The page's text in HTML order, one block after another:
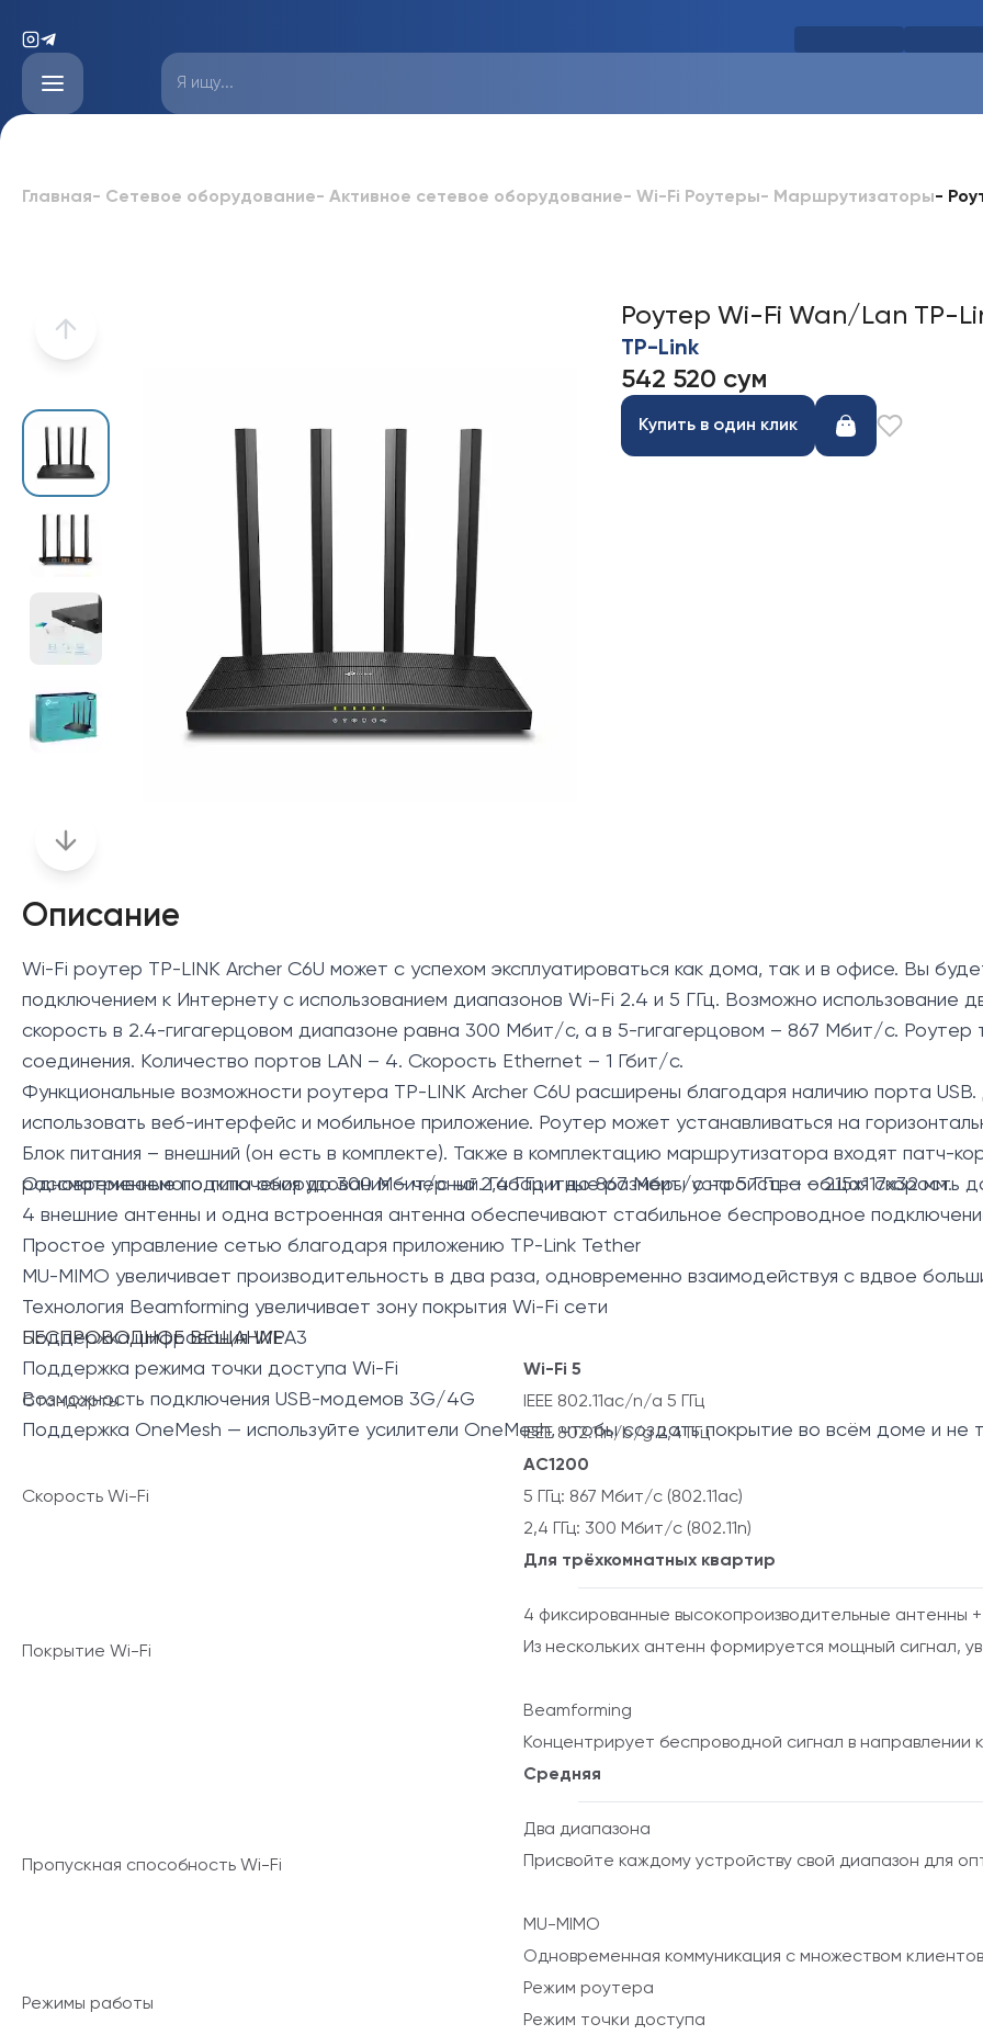
Главная- Сетевое оборудование- Активное сетевое оборудование- Wi-Fi Роутеры- Маршрутизаторы-
Роутер Wi-Fi Wan/Lan TP-
TP-Link
542 520 сум
Купить в один клик
Описание
Wi-Fi роутер TP-LINK Archer C6U может с успехом эксплуатироваться как дома, так и в офисе. Вы
подключением к Интернету с использованием диапазонов Wi-Fi 2.4 и 5 ГГц. Возможно использование
скорость в 2.4-гигагерцовом диапазоне равна 300 Мбит/с, а в 5-гигагерцовом – 867 Мбит/с. Роутер
соединения. Количество портов LAN – 4. Скорость Ethernet – 1 Гбит/с.
Функциональные возможности роутера TP-LINK Archer C6U расширены благодаря наличию порта
использовать веб-интерфейс и мобильное приложение. Роутер может устанавливаться на
Блок питания – внешний (он есть в комплекте). Также в комплектацию маршрутизатора входят патч-
рассматриваемого типа оборудования – черный. Габаритные размеры устройства – 215x117x32 мм.
Одновременные подключения до 300 Мбит/с на 2,4 ГГц и до 867 Мбит/с на 5 ГГц — общая скорость
4 внешние антенны и одна встроенная антенна обеспечивают стабильное беспроводное
Простое управление сетью благодаря приложению TP-Link Tether
MU-MIMO увеличивает производительность в два раза, одновременно взаимодействуя с вдвое
Технология Beamforming увеличивает зону покрытия Wi-Fi сети
Поддержка шифрования WPA3
Поддержка режима точки доступа Wi-Fi
Возможность подключения USB-модемов 3G/4G
Поддержка OneMesh — используйте усилители OneMesh, чтобы создать покрытие во всём доме и не
БЕСПРОВОДНОЕ ВЕЩАНИЕ
Стандарты
Wi-Fi 5
IEEE 802.11ac/n/a 5
ГГц
IEEE 802.11n/b/g 2,4ГГц
Скорость Wi-Fi
AC1200
5 ГГц: 867 Мбит/с (802.11ac)
2,4 ГГц: 300 Мбит/с (802.11n)
Покрытие Wi-Fi
Для трёхкомнатных квартир
4 фиксированные высокопроизводительные антенны +
Из нескольких антенн формируется мощный сигнал,
Beamforming
Концентрирует беспроводной сигнал в
Пропускная способность Wi-Fi
Средняя
Два диапазона
Присвойте каждому устройству свой диапазон для
MU-MIMO
Одновременная коммуникация с множеством клиентов
Режимы работы
Режим роутера
Режим точки доступа